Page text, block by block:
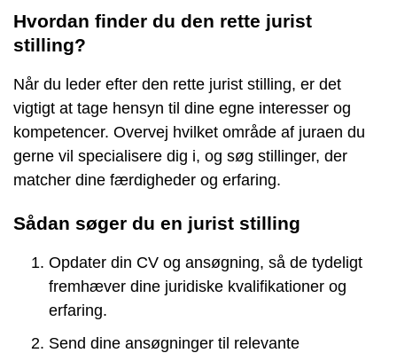
Hvordan finder du den rette jurist
stilling?
Når du leder efter den rette jurist stilling, er det
vigtigt at tage hensyn til dine egne interesser og
kompetencer. Overvej hvilket område af juraen du
gerne vil specialisere dig i, og søg stillinger, der
matcher dine færdigheder og erfaring.
Sådan søger du en jurist stilling
Opdater din CV og ansøgning, så de tydeligt
fremhæver dine juridiske kvalifikationer og
erfaring.
Send dine ansøgninger til relevante